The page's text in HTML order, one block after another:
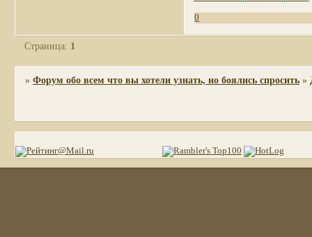
0
Страница: 1
»Форум обо всем что вы хотели узнать, но боялись спросить »